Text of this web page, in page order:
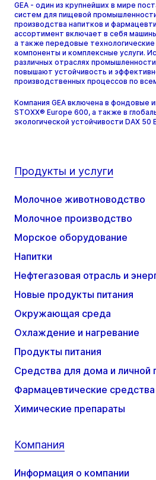
GEA - один из крупнейших в мире
систем для пищевой
производства напитков и
ассортимент включает в себя
а также передовые
компоненты и комплексные услуги.
различных отраслях
повышают устойчивость и
производственных процессов по
Компания GEA включена в фондовые
STOXX® Europe 600, а также в
экологической устойчивости DAX 50
Продукты и услуги
Молочное животноводство
Молочное производство
Морское оборудование
Напитки
Нефтегазовая отрасль и
Новые продукты питания
Окружающая среда
Охлаждение и нагревание
Продукты питания
Средства для дома и личной
Фармацевтические средства
Химические препараты
Компания
Информация о компании